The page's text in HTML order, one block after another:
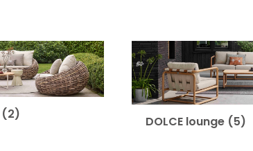
(2) DOLCE lounge (5)